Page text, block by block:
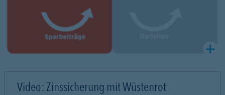
Video: Zinssicherung mit Wüstenrot